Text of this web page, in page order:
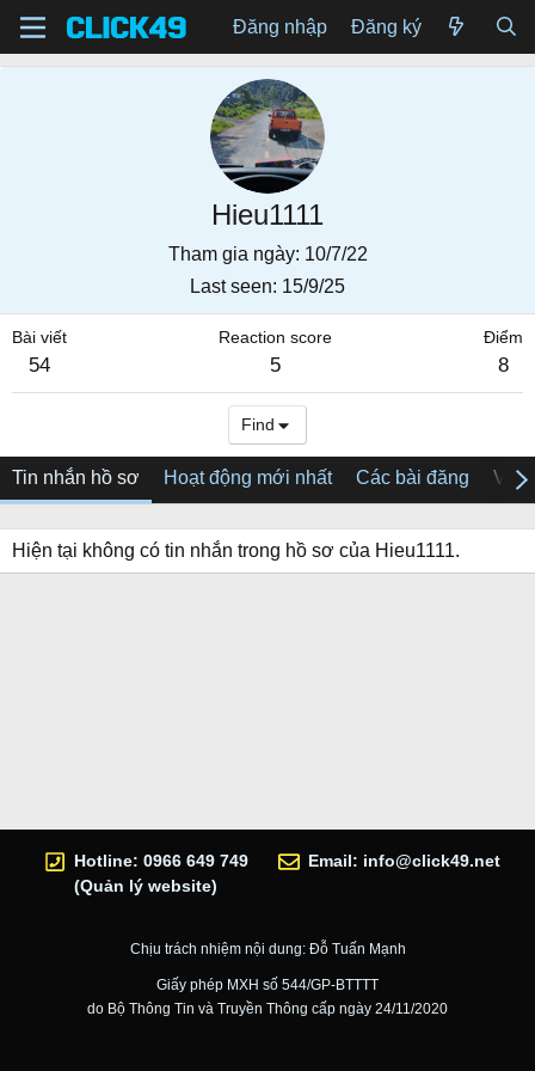
Đăng nhập Đăng ký
Hieu1111
Tham gia ngày 10/7/22
Last seen 15/9/25
Bài viết
54
Reaction score
5
Điểm
8
Find
Tin nhắn hồ sơ Hoạt động mới nhất Các bài đăng Về
Hiện tại không có tin nhắn trong hồ sơ của Hieu1111.
Hotline: 0966 649 749
(Quản lý website)
Email: info@click49.net
Chịu trách nhiệm nội dung: Đỗ Tuấn Mạnh
Giấy phép MXH số 544/GP-BTTTT
do Bộ Thông Tin và Truyền Thông cấp ngày 24/11/2020